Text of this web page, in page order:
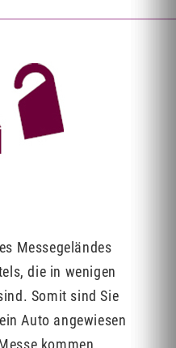
Messegeländes
die in wenigen
Somit sind Sie
Auto angewiesen
kommen.